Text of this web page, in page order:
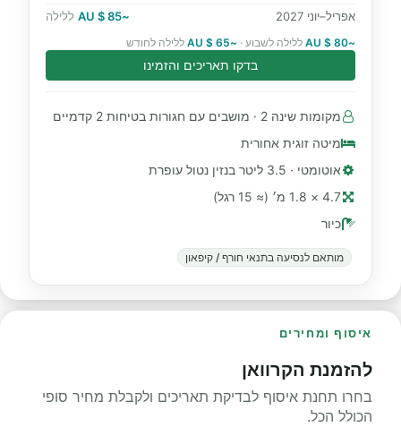
אפריל–יוני 2027
~85 $ AU ללילה
~80 $ AU ללילה לשבוע · ~65 $ AU ללילה לחודש
בדקו תאריכים והזמינו
מקומות שינה 2 · מושבים עם חגורות בטיחות 2 קדמיים
מיטה זוגית אחורית
אוטומטי · 3.5 ליטר בנזין נטול עופרת
4.7 × 1.8 מ׳ (≈ 15 רגל)
כיור
מותאם לנסיעה בתנאי חורף / קיפאון
איסוף ומחירים
להזמנת הקרוואן
בחרו תחנת איסוף לבדיקת תאריכים ולקבלת מחיר סופי
הכולל הכל.